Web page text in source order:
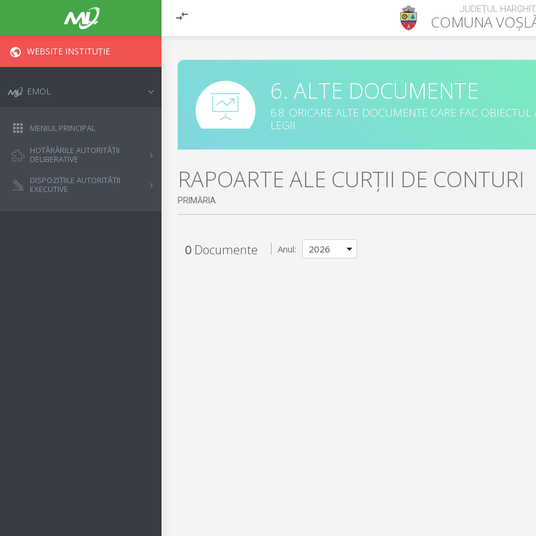
JUDEȚUL
COMUNA
WEBSITE INSTITUȚIE
EMOL
MENIUL PRINCIPAL
HOTĂRÂRILE AUTORITĂȚII
DELIBERATIVE
DISPOZIȚIILE AUTORITĂȚII
EXECUTIVE
6. ALTE DOCUMENTE
6.8. ORICARE ALTE DOCUMENTE CARE FAC
LEGII
RAPOARTE ALE CURȚII DE CONTURI
PRIMĂRIA
0 Documente Anul: